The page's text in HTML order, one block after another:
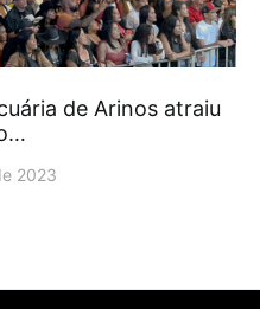
de Arinos atraiu
2023